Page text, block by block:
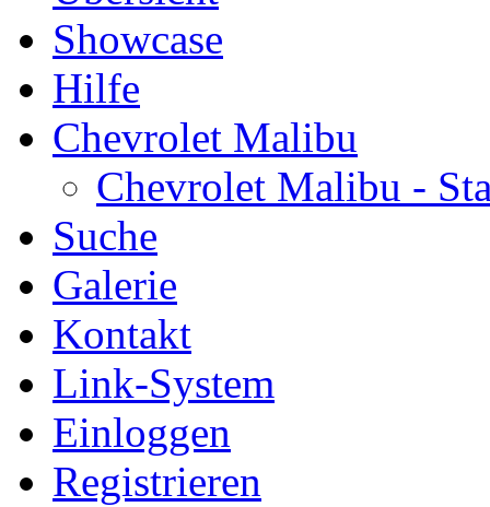
Showcase
Hilfe
Chevrolet Malibu
Chevrolet Malibu -
Suche
Galerie
Kontakt
Link-System
Einloggen
Registrieren